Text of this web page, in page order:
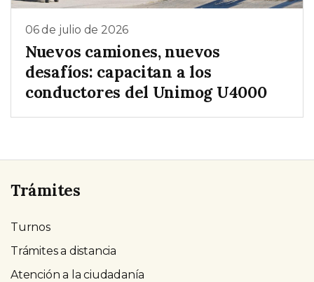
06 de julio de 2026
Nuevos camiones, nuevos
desafíos: capacitan a los
conductores del Unimog U4000
Trámites
Turnos
Trámites a distancia
Atención a la ciudadanía